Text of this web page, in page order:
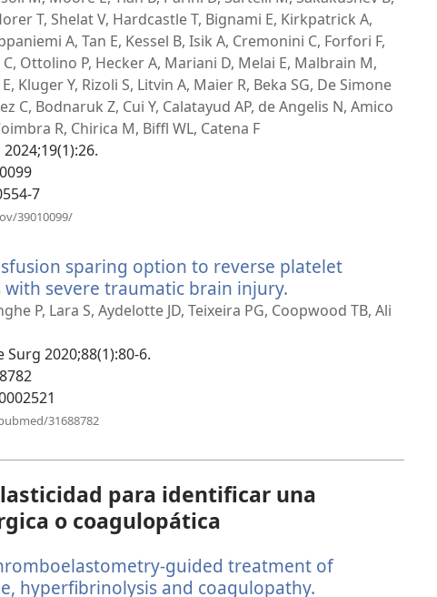
nueva
ventana)
T, Shelat V, Hardcastle T, Bignami E, Kirkpatrick A,
A, Tan E, Kessel B, Isik A, Cremonini C, Forfori F,
Ottolino P, Hecker A, Mariani D, Melai E, Malbrain M,
Kluger Y, Rizoli S, Litvin A, Maier R, Beka SG, De Simone
C, Bodnaruk Z, Cui Y, Calatayud AP, de Angelis N, Amico
R, Chirica M, Biffl WL, Catena F
7
39010099/
ventana)
sparing option to reverse platelet
severe traumatic brain injury.
una
P, Lara S, Aydelotte JD, Teixeira PG, Coopwood TB, Ali
Surg 2020;88(1):80-6.
31688782
para identificar una
o coagulopática
guided treatment of
hyperfibrinolysis and coagulopathy.